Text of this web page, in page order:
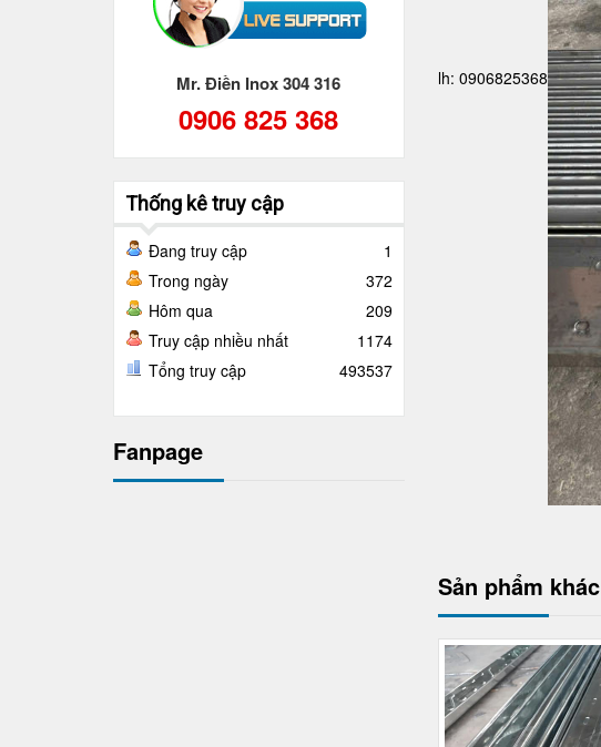
lh: 0906825368
Sản phẩm khác
Mr. Điền Inox 304 316
0906 825 368
Thống kê truy cập
Đang truy cập
1
Trong ngày
372
Hôm qua
209
Truy cập nhiều nhất
1174
Tổng truy cập
493537
Fanpage